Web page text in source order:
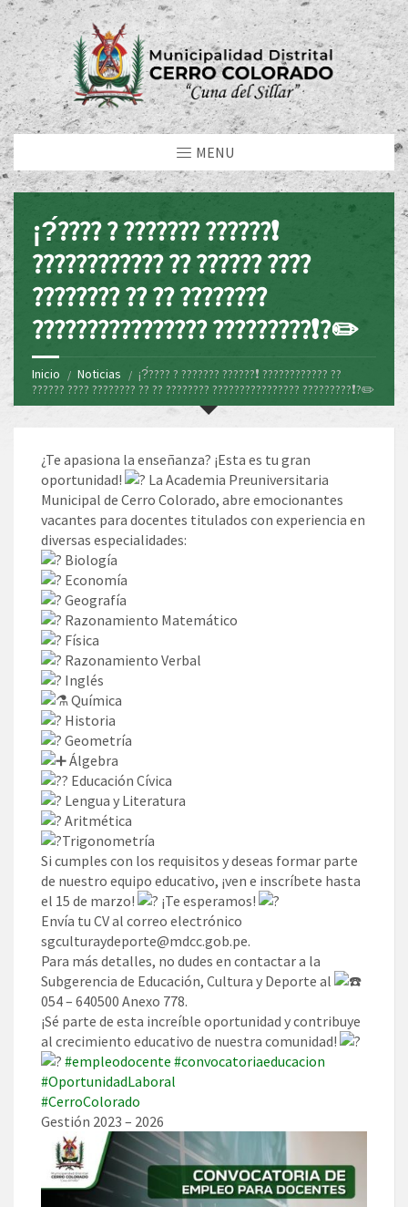
MENU
¡?́???? ? ??????? ??????❗
???????????? ?? ?????? ????
???????? ?? ?? ????????
???????????????? ?????????❗?✏️
Inicio Noticias
¡?́???? ? ??????? ??????❗ ???????????? ??
?????? ???? ???????? ?? ?? ???????? ???????????????? ?????????❗?✏️
¿Te apasiona la enseñanza? ¡Esta es tu gran
oportunidad!
La Academia Preuniversitaria
Municipal de Cerro Colorado, abre emocionantes
vacantes para docentes titulados con experiencia en
diversas especialidades:
Biología
Economía
Geografía
Razonamiento Matemático
Física
Razonamiento Verbal
Inglés
Química
Historia
Geometría
Álgebra
Educación Cívica
Lengua y Literatura
Aritmética
Trigonometría
Si cumples con los requisitos y deseas formar parte
de nuestro equipo educativo, ¡ven e inscríbete hasta
el 15 de marzo!
¡Te esperamos!
Envía tu CV al correo electrónico
sgculturaydeporte@mdcc.gob.pe.
Para más detalles, no dudes en contactar a la
Subgerencia de Educación, Cultura y Deporte al
054 – 640500 Anexo 778.
¡Sé parte de esta increíble oportunidad y contribuye
al crecimiento educativo de nuestra comunidad!
#empleodocente #convocatoriaeducacion
#OportunidadLaboral
#CerroColorado
Gestión 2023 – 2026